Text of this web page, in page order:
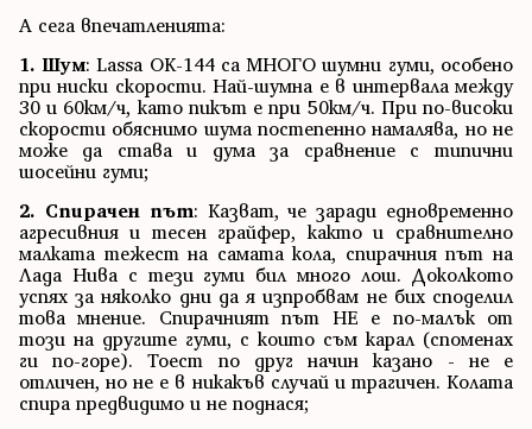
А сега впечатленията:
1. Шум: Lassa OK-144 са МНОГО шумни гуми, особено
при ниски скорости. Най-шумна е в интервала между
30 и 60км/ч, като пикът е при 50км/ч. При по-високи
скорости обяснимо шума постепенно намалява, но не
може да става и дума за сравнение с типични
шосейни гуми;
2. Спирачен път: Казват, че заради едновременно
агресивния и тесен грайфер, както и сравнително
малката тежест на самата кола, спирачния път на
Лада Нива с тези гуми бил много лош. Доколкото
успях за няколко дни да я изпробвам не бих споделил
това мнение. Спирачният път НЕ е по-малък от
този на другите гуми, с които съм карал (споменах
ги по-горе). Тоест по друг начин казано - не е
отличен, но не е в никакъв случай и трагичен. Колата
спира предвидимо и не поднася;